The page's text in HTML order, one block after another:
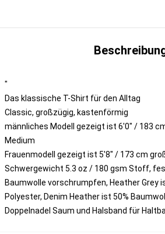
"
Das klassische T-Shirt für den Alltag
Classic, großzügig, kastenförmig
männliches Modell gezeigt ist 6'0" / 183
Medium
Frauenmodell gezeigt ist 5'8" / 173 cm
Schwergewicht 5.3 oz / 180 gsm Stoff,
Baumwolle vorschrumpfen, Heather Grey
Polyester, Denim Heather ist 50%
Doppelnadel Saum und Halsband für